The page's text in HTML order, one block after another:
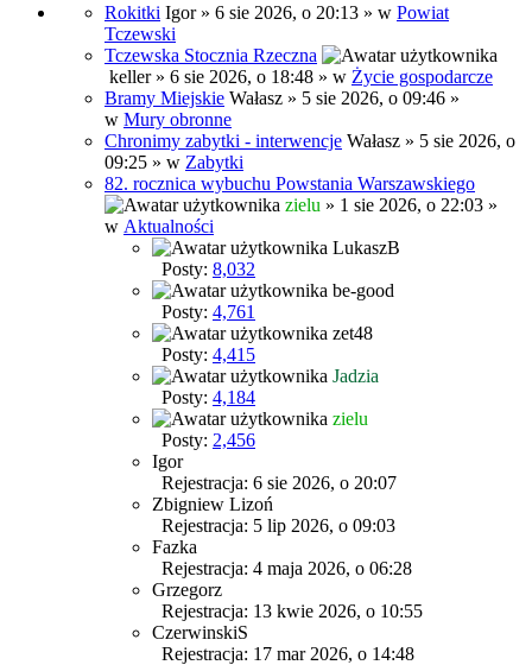
Rokitki Igor» 6 sie 2026, o 20:13 » w Powiat
Tczewski
Tczewska Stocznia Rzeczna
keller» 6 sie 2026, o 18:48 » w Życie gospodarcze
Bramy Miejskie Wałasz » 5 sie 2026, o 09:46 »
w Mury obronne
Chronimy zabytki - interwencje Wałasz » 5 sie 2026, o
09:25 » w Zabytki
82. rocznica wybuchu Powstania Warszawskiego
zielu » 1 sie 2026, o 22:03 »
w Aktualności
LukaszB
Posty: 8,032
be-good
Posty: 4,761
zet48
Posty: 4,415
Jadzia
Posty: 4,184
zielu
Posty: 2,456
Igor
Rejestracja: 6 sie 2026, o 20:07
Zbigniew Lizoń
Rejestracja: 5 lip 2026, o 09:03
Fazka
Rejestracja: 4 maja 2026, o 06:28
Grzegorz
Rejestracja: 13 kwie 2026, o 10:55
CzerwinskiS
Rejestracja: 17 mar 2026, o 14:48